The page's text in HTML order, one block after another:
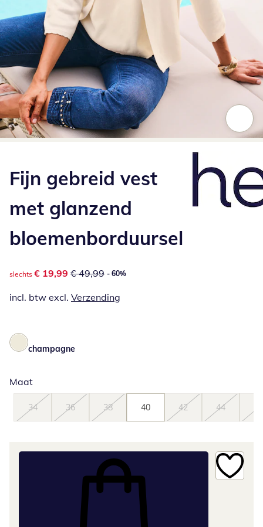
Fijn gebreid vest
met glanzend
bloemenborduursel
kortingsprijs: € 19,99, vorige prijs: € 49,99
slechts € 19,99 € 49,99 - 60%
incl. btw excl. Verzending
champagne
Maat
34 36 38 40 42 44